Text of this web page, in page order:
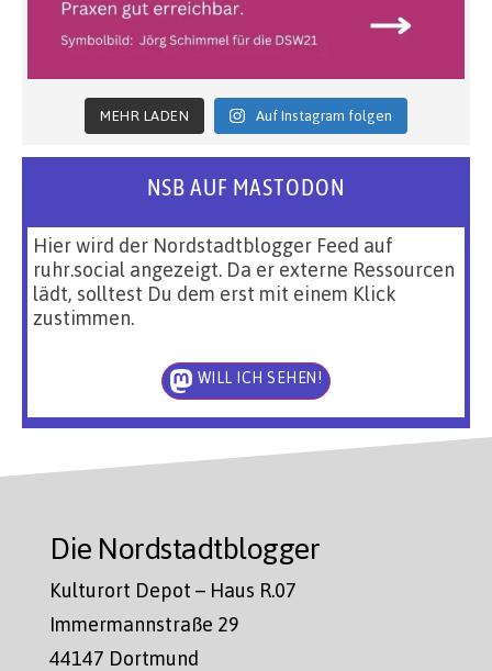
MEHR LADEN Auf Instagram folgen
NSB AUF MASTODON
Hier wird der Nordstadtblogger Feed auf
ruhr.social angezeigt. Da er externe Ressourcen
lädt, solltest Du dem erst mit einem Klick
zustimmen.
WILL ICH SEHEN!
Die Nordstadtblogger
Kulturort Depot – Haus R.07
Immermannstraße 29
44147 Dortmund